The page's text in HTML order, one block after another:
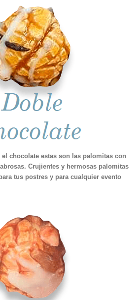
chocolate estas son las palomitas con
Crujientes y hermosas palomitas
tus postres y para cualquier evento